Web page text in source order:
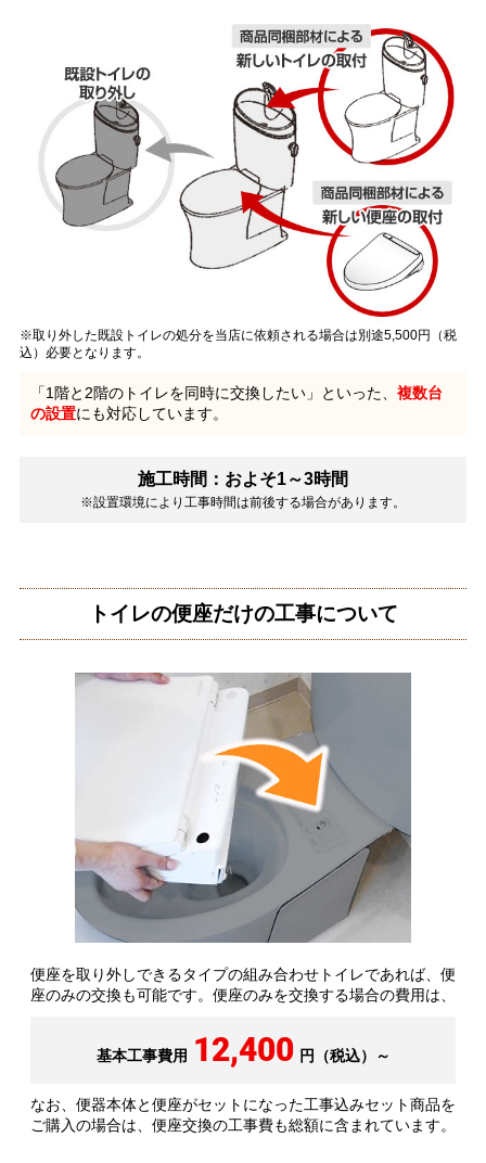
※取り外した既設トイレの処分を当店に依頼される場合は別途5,500円（税
込）必要となります。
「1階と2階のトイレを同時に交換したい」といった、 複数台
の設置にも対応しています。
施工時間：およそ1～3時間
※設置環境により工事時間は前後する場合があります。
トイレの便座だけの工事について
便座を取り外しできるタイプの組み合わせトイレであれば、便
座のみの交換も可能です。便座のみを交換する場合の費用は、
基本工事費用 12,400 円（税込）～
なお、便器本体と便座がセットになった工事込みセット商品を
ご購入の場合は、便座交換の工事費も総額に含まれています。